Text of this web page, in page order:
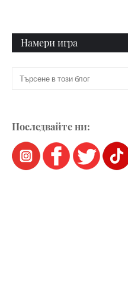
Намери игра
Последвайте ни: